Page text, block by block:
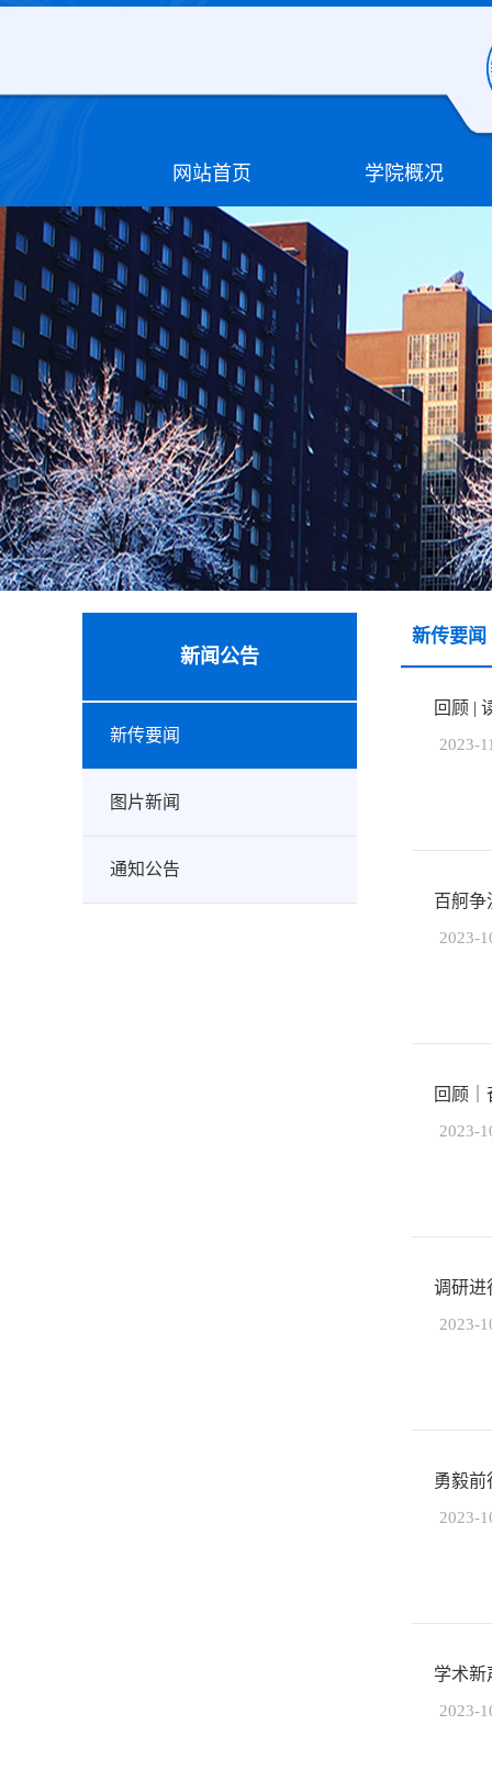
网站首页 学院概况
新闻公告
新传要闻
图片新闻
通知公告
新传要闻
回顾 |
2023-
百舸争
2023-
回顾
2023-
调研进
2023-
勇毅前
2023-
学术新
2023-